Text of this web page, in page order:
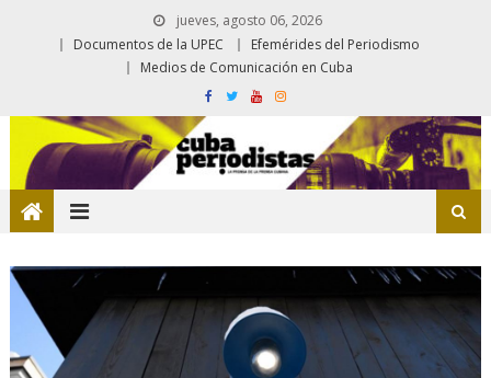
jueves, agosto 06, 2026
Documentos de la UPEC
Efemérides del Periodismo
Medios de Comunicación en Cuba